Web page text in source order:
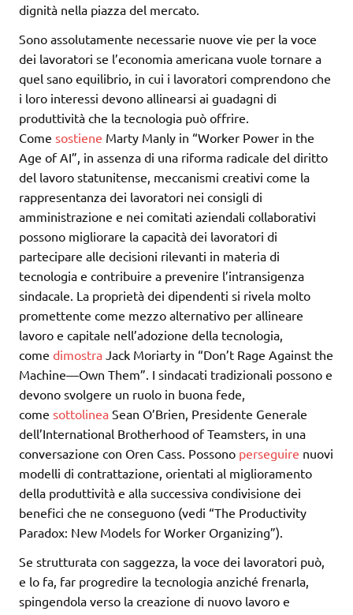
dignità nella piazza del mercato.
Sono assolutamente necessarie nuove vie per la voce
dei lavoratori se l’economia americana vuole tornare a
quel sano equilibrio, in cui i lavoratori comprendono che
i loro interessi devono allinearsi ai guadagni di
produttività che la tecnologia può offrire.
Come sostiene Marty Manly in “Worker Power in the
Age of AI”, in assenza di una riforma radicale del diritto
del lavoro statunitense, meccanismi creativi come la
rappresentanza dei lavoratori nei consigli di
amministrazione e nei comitati aziendali collaborativi
possono migliorare la capacità dei lavoratori di
partecipare alle decisioni rilevanti in materia di
tecnologia e contribuire a prevenire l’intransigenza
sindacale. La proprietà dei dipendenti si rivela molto
promettente come mezzo alternativo per allineare
lavoro e capitale nell’adozione della tecnologia,
come dimostra Jack Moriarty in “Don’t Rage Against the
Machine—Own Them”. I sindacati tradizionali possono e
devono svolgere un ruolo in buona fede,
come sottolinea Sean O’Brien, Presidente Generale
dell’International Brotherhood of Teamsters, in una
conversazione con Oren Cass. Possono perseguire nuovi
modelli di contrattazione, orientati al miglioramento
della produttività e alla successiva condivisione dei
benefici che ne conseguono (vedi “The Productivity
Paradox: New Models for Worker Organizing”).
Se strutturata con saggezza, la voce dei lavoratori può,
e lo fa, far progredire la tecnologia anziché frenarla,
spingendola verso la creazione di nuovo lavoro e